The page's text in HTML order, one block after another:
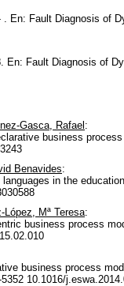
En: Fault Diagnosis of
En: Fault Diagnosis of
Gasca, Rafael :
business
Benavides:
in the
López, Mª Teresa:
business process
business process
10.1016/